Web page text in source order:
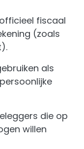
fiscaal
(zoals
als
die op
willen